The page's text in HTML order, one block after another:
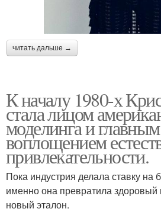
читать дальше →
К началу 1980-х
стала лицом
моделинга и главным
воплощением
привлекательности.
Пока индустрия делала ставку на
именно она превратила здоровый
новый эталон.